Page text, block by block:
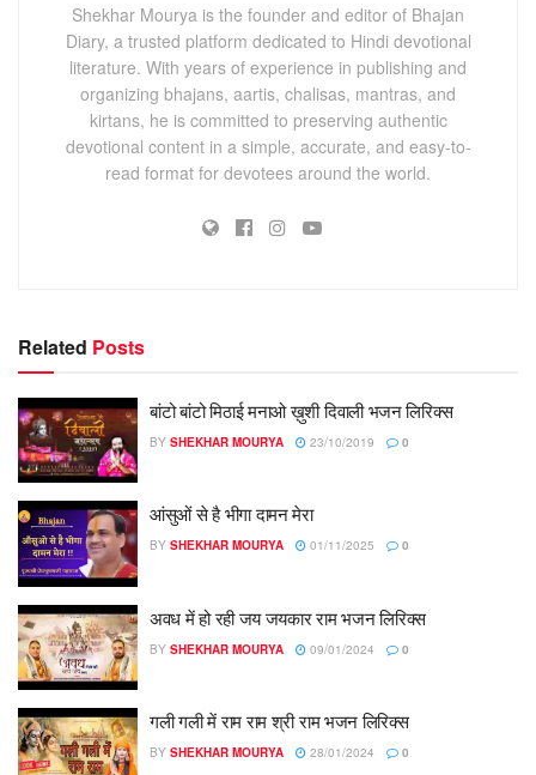
Shekhar Mourya is the founder and editor of Bhajan
Diary, a trusted platform dedicated to Hindi devotional
literature. With years of experience in publishing and
organizing bhajans, aartis, chalisas, mantras, and
kirtans, he is committed to preserving authentic
devotional content in a simple, accurate, and easy-to-
read format for devotees around the world.
Related Posts
बांटो बांटो मिठाई मनाओ ख़ुशी दिवाली भजन लिरिक्स
BY SHEKHAR MOURYA 23/10/2019 0
आंसुओं से है भीगा दामन मेरा
BY SHEKHAR MOURYA 01/11/2025 0
अवध में हो रही जय जयकार राम भजन लिरिक्स
BY SHEKHAR MOURYA 09/01/2024 0
गली गली में राम राम श्री राम भजन लिरिक्स
BY SHEKHAR MOURYA 28/01/2024 0